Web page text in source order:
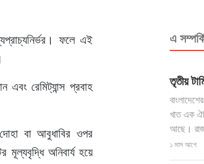
ফলে এই
এবং রেমিট্যান্স প্রবাহ
বা আবুধাবির ওপর
মূল্যবৃদ্ধি অনিবার্য হয়ে
এ
তৃতীয়
খাত এক
আছে।
১ মাস আগে